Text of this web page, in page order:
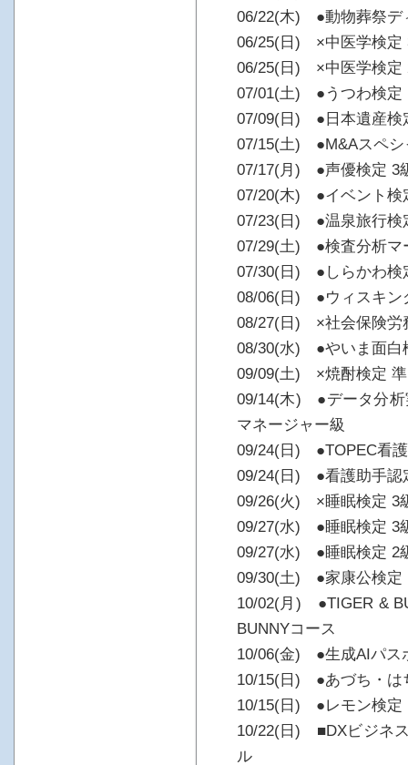
06/22(木) ●動物葬祭デ
06/25(日) ×中医学検定
06/25(日) ×中医学検定
07/01(土) ●うつわ検定
07/09(日) ●日本遺産検
07/15(土) ●M&Aスペシ
07/17(月) ●声優検定 3
07/20(木) ●イベント検
07/23(日) ●温泉旅行検
07/29(土) ●検査分析マ
07/30(日) ●しらかわ検
08/06(日) ●ウィスキン
08/27(日) ×社会保険労
08/30(水) ●やいま面白
09/09(土) ×焼酎検定
09/14(木) ●データ分析
マネージャー級
09/24(日) ●TOPEC看
09/24(日) ●看護助手認
09/26(火) ×睡眠検定 3
09/27(水) ●睡眠検定 3
09/27(水) ●睡眠検定 2
09/30(土) ●家康公検定
10/02(月) ●TIGER &
BUNNYコース
10/06(金) ●生成AIパス
10/15(日) ●あづち・は
10/15(日) ●レモン検定
10/22(日) ■DXビジネ
ル